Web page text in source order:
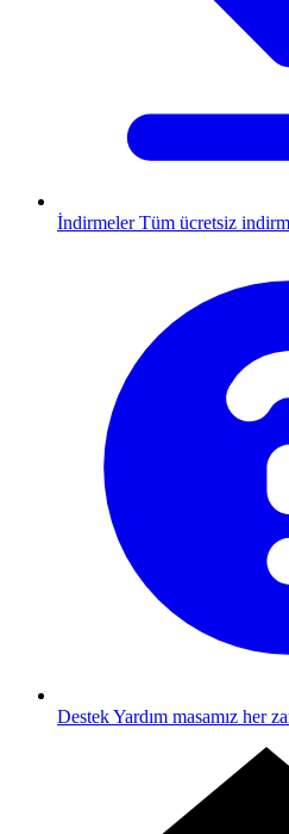
İndirmeler Tüm ücretsiz
DestekYardım masamız her